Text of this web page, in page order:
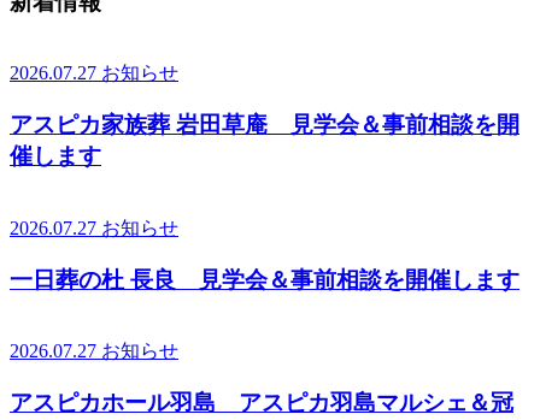
2026.07.27 お知らせ
アスピカ家族葬 岩田草庵 見学会＆事前相談を開
催します
2026.07.27 お知らせ
一日葬の杜 長良 見学会＆事前相談を開催します
2026.07.27 お知らせ
アスピカホール羽島 アスピカ羽島マルシェ＆冠